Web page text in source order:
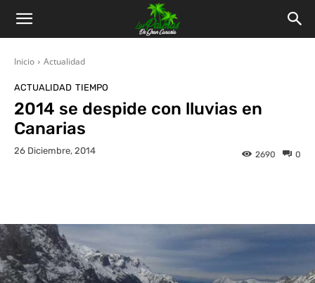
Inicio Actualidad
ACTUALIDAD TIEMPO
2014 se despide con lluvias en
Canarias
26 Diciembre, 2014 0
2690